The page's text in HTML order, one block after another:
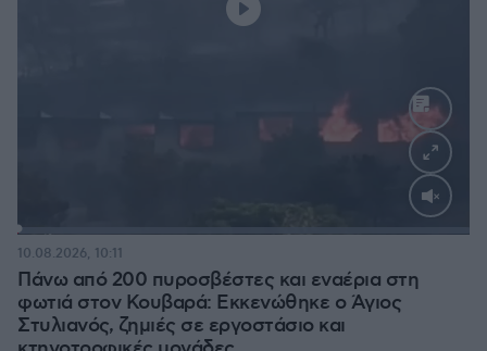
Loaded
Πάνω από 200 πυροσβέστες και εναέρια στη
φωτιά στον Κουβαρά: Εκκενώθηκε ο Άγιος
Στυλιανός, ζημιές σε εργοστάσιο και
10.08.2026, 10:11